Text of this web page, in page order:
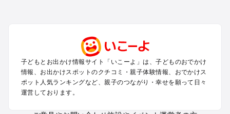
関西のプールおでかけ
中国･四国のプールおでかけ
九州･沖縄のプールおでかけ
定番お出かけスポット
子どもとお出かけ情報サイト「いこーよ」は、子どものおでかけ
情報、お出かけスポットのクチコミ・親子体験情報、おでかけス
ポット人気ランキングなど、親子のつながり・幸せを願って日々
運営しております。